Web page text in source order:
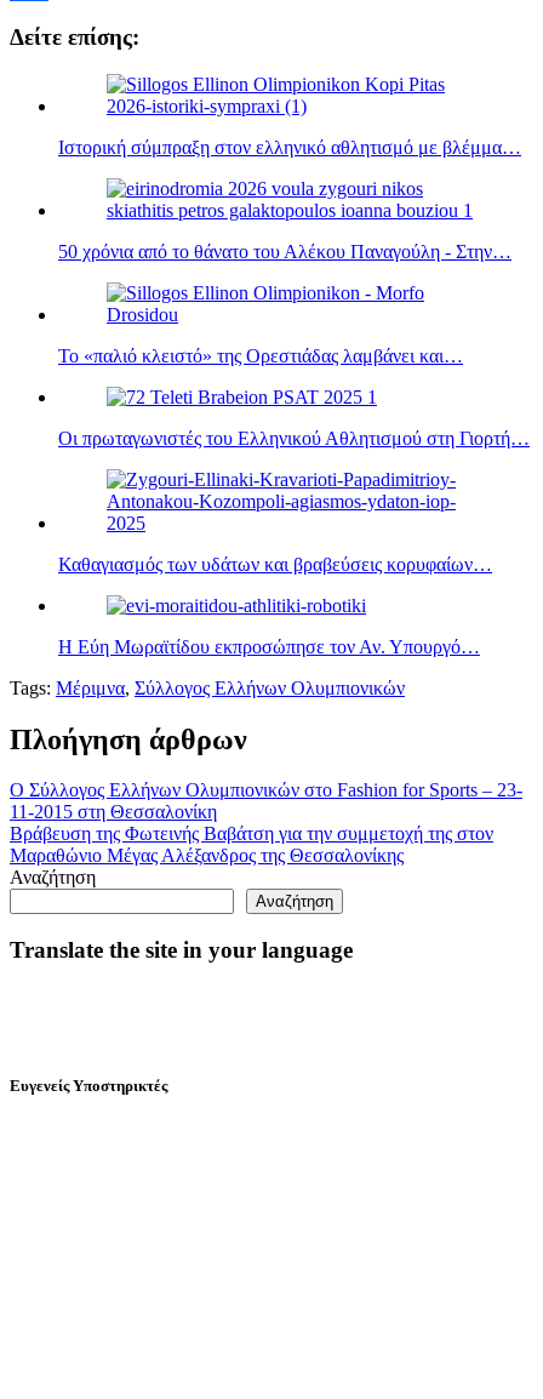
Δείτε επίσης:
Ιστορική σύμπραξη στον ελληνικό αθλητισμό με βλέμμα…
50 χρόνια από το θάνατο του Αλέκου Παναγούλη - Στην…
Το «παλιό κλειστό» της Ορεστιάδας λαμβάνει και…
Οι πρωταγωνιστές του Ελληνικού Αθλητισμού στη Γιορτή…
Καθαγιασμός των υδάτων και βραβεύσεις κορυφαίων…
Η Εύη Μωραϊτίδου εκπροσώπησε τον Αν. Υπουργό…
Tags: Μέριμνα, Σύλλογος Ελλήνων Ολυμπιονικών
Πλοήγηση άρθρων
Ο Σύλλογος Ελλήνων Ολυμπιονικών στο Fashion for Sports – 23-
11-2015 στη Θεσσαλονίκη
Βράβευση της Φωτεινής Βαβάτση για την συμμετοχή της στον
Μαραθώνιο Μέγας Αλέξανδρος της Θεσσαλονίκης
Αναζήτηση
Αναζήτηση
Translate the site in your language
Ευγενείς Υποστηρικτές